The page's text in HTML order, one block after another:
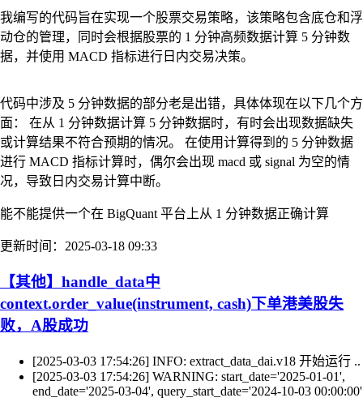
我编写的代码旨在实现一个股票交易策略，该策略包含底仓和浮
动仓的管理，同时会根据股票的 1 分钟高频数据计算 5 分钟数
据，并使用 MACD 指标进行日内交易决策。
代码中涉及 5 分钟数据的部分老是出错，具体体现在以下几个方
面： 在从 1 分钟数据计算 5 分钟数据时，有时会出现数据缺失
或计算结果不符合预期的情况。 在使用计算得到的 5 分钟数据
进行 MACD 指标计算时，偶尔会出现 macd 或 signal 为空的情
况，导致日内交易计算中断。
能不能提供一个在 BigQuant 平台上从 1 分钟数据正确计算
更新时间：2025-03-18 09:33
【其他】handle_data中
context.order_value(instrument, cash)下单港美股失
败，A股成功
[2025-03-03 17:54:26] INFO: extract_data_dai.v18 开始运行 ..
[2025-03-03 17:54:26] WARNING: start_date='2025-01-01',
end_date='2025-03-04', query_start_date='2024-10-03 00:00:00'